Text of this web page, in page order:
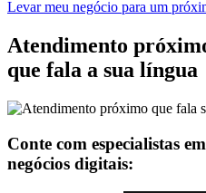
Levar meu negócio para um
Atendimento
que fala a sua língua
Conte com especialistas em
negócios digitais: